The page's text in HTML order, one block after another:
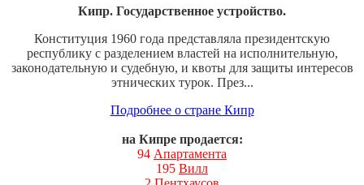
Кипр. Государственное устройство.
Конституция 1960 года представляла президентскую
республику с разделением властей на исполнительную,
законодательную и судебную, и квоты для защиты интересов
этнических турок. През...
Подробнее о стране Кипр
на Кипре продается:
94 Апартамента
195 Вилл